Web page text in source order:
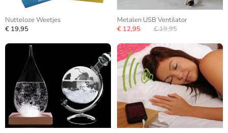
Nutteloze Weetjes
€ 19,95
Metalen USB Ventilator
€ 12,95
€ 19,95